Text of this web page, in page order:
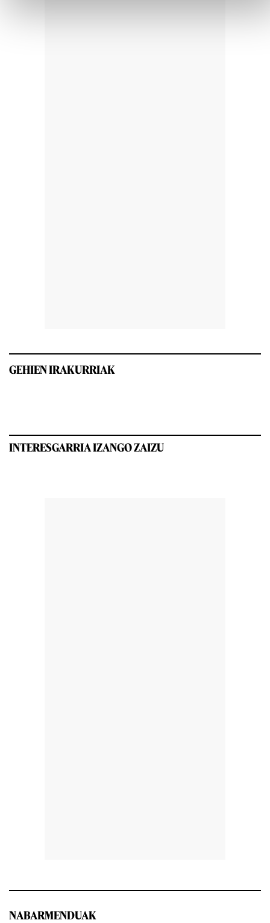
GEHIEN IRAKURRIAK
INTERESGARRIA IZANGO ZAIZU
NABARMENDUAK